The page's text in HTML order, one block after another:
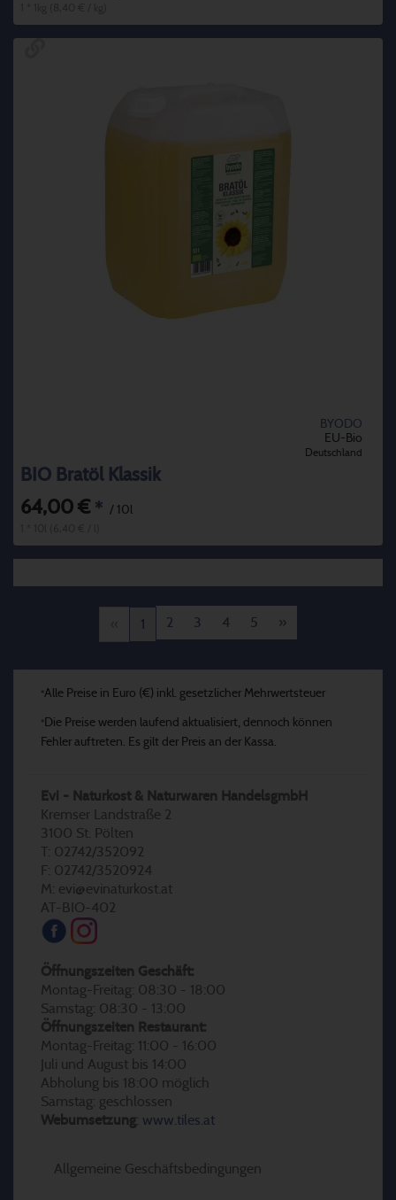
BYODO
EU-Bio
Deutschland
BIO Bratöl Klassik
64,00 € * / 10l
1 2 3 4 5 »
*Alle Preise in Euro (€) inkl. gesetzlicher Mehrwertsteuer
* Die Preise werden laufend aktualisiert, dennoch können
Fehler auftreten. Es gilt der Preis an der Kassa.
Evi - Naturkost & Naturwaren HandelsgmbH
Kremser Landstraße 2
3100 St. Pölten
T: 02742/352092
F: 02742/3520924
M: evi@evinaturkost.at
AT-BIO-402
Öffnungszeiten Geschäft:
Montag-Freitag: 08:30 - 18:00
Samstag: 08:30 - 13:00
Öffnungszeiten Restaurant:
Montag-Freitag: 11:00 - 16:00
Juli und August bis 14:00
Abholung bis 18:00 möglich
Samstag: geschlossen
Webumsetzung: www.tiles.at
Allgemeine Geschäftsbedingungen